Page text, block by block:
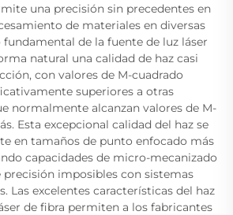
una precisión sin precedentes en
de materiales en diversas
fundamental de la fuente de luz láser
natural una calidad de haz casi
con valores de M-cuadrado
superiores a otras
normalmente alcanzan valores de M-
Esta excepcional calidad del haz se
en tamaños de punto enfocado más
capacidades de micro-mecanizado
imposibles con sistemas
Las excelentes características del haz
de fibra permiten a los fabricantes